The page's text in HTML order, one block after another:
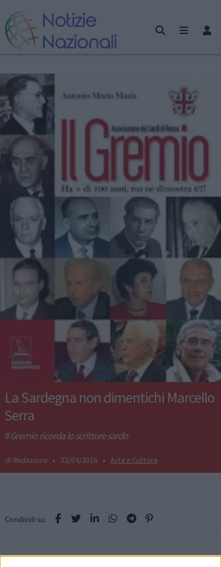
La Sardegna non dimentichi Marcello
Serra
Il Gremio ricorda lo scrittore sardo
Redazione • 22/04/2016 • Arte e Cultura
Condividi su: